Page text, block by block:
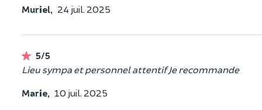
Muriel, 24 juil. 2025
5/5
Lieu sympa et personnel attentif Je recommande
Marie, 10 juil. 2025